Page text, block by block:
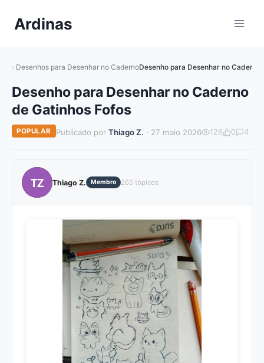
paraArdinas
Desenhos para Desenhar no CadernoDesenho para Desenhar no Caderno
Desenho para Desenhar no Caderno
de Gatinhos Fofos
POPULAR Publicado por Thiago Z. · 27 maio 2026 126 0 4
TZ Thiago Z. Membro 265 tópicos